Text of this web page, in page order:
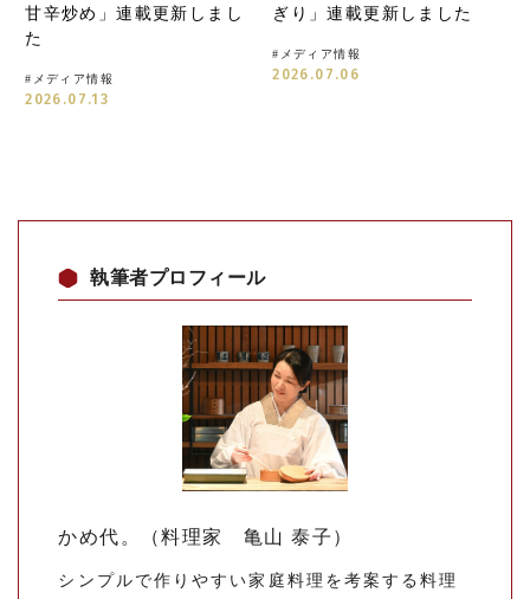
甘辛炒め」連載更新しまし
た
# メディア情報
2026.07.13
ぎり」連載更新しました
# メディア情報
2026.07.06
執筆者プロフィール
かめ代。（料理家 亀山 泰子）
シンプルで作りやすい家庭料理を考案する料理